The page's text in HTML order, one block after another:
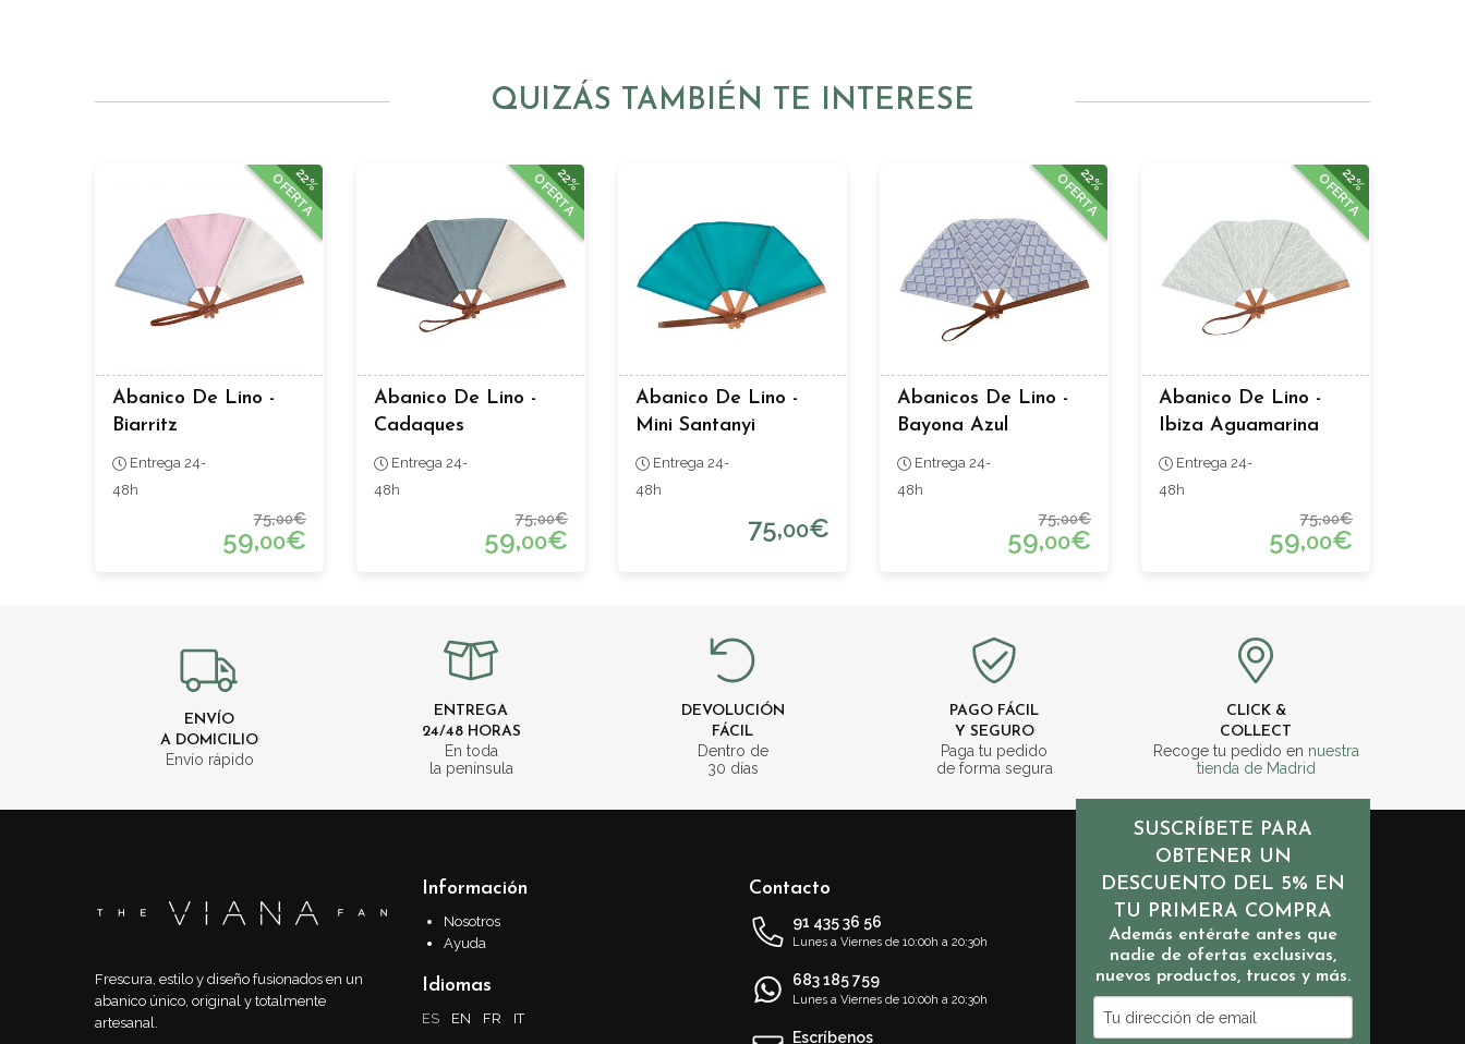
QUIZÁS TAMBIÉN TE INTERESE
22%
OFERTA
Abanico De Lino -
Biarritz
Entrega 24-
48h
75,00€
59,00€
22%
OFERTA
Abanico De Lino -
Cadaques
Entrega 24-
48h
75,00€
59,00€
Abanico De Lino -
Mini Santanyi
Entrega 24-
48h
75,00€
22%
OFERTA
Abanicos De Lino -
Bayona Azul
Entrega 24-
48h
75,00€
59,00€
22%
OFERTA
Abanico De Lino -
Ibiza Aguamarina
Entrega 24-
48h
75,00€
59,00€
ENVÍO
A DOMICILIO
Envío rápido
ENTREGA
24/48 HORAS
En toda
la península
DEVOLUCIÓN
FÁCIL
Dentro de
30 días
PAGO FÁCIL
Y SEGURO
Paga tu pedido
de forma segura
CLICK &
COLLECT
Recoge tu pedido en nuestra
tienda de Madrid
Frescura, estilo y diseño fusionados en un
abanico único, original y totalmente
artesanal.
Información
Nosotros
Ayuda
Idiomas
ES EN FR IT
Contacto
91 435 36 56
Lunes a Viernes de 10:00h a 20:30h
683 185 759
Lunes a Viernes de 10:00h a 20:30h
Escríbenos
SUSCRÍBETE PARA
OBTENER UN
DESCUENTO DEL 5% EN
TU PRIMERA COMPRA
Además entérate antes que
nadie de ofertas exclusivas,
nuevos productos, trucos y más.
Tu
dirección